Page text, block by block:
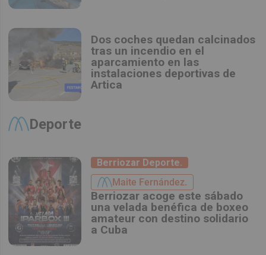
Dos coches quedan calcinados
tras un incendio en el
aparcamiento en las
instalaciones deportivas de
Artica
Deporte
Berriozar Deporte.
Maite Fernández.
Berriozar acoge este sábado
una velada benéfica de boxeo
amateur con destino solidario
a Cuba